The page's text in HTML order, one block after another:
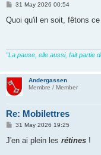
P
s
31 May 2026 00:54
Quoi qu'il en soit, fêtons
"La pause, elle aussi, fait partie
Andergassen
Membre / Member
Re: Mobilettres
P
s
31 May 2026 19:25
J'en ai plein les rétines !